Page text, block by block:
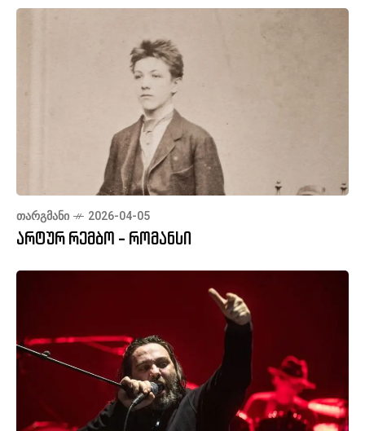
ᲗᲐᲠᲒᲛᲐᲜᲘ 2026-04-05
არტურ რემბო - რომანსი